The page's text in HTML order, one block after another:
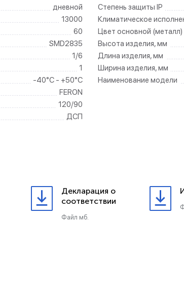
дневной
13000
60
SMD2835
1/6
1
-40°C - +50°C
FERON
120/90
ДСП
Степень защиты IP
Климатическое
Цвет основной (металл)
Высота изделия, мм
Длина изделия, мм
Ширина изделия, мм
Наименование модели
Декларация о
соответствии
Файл мб.